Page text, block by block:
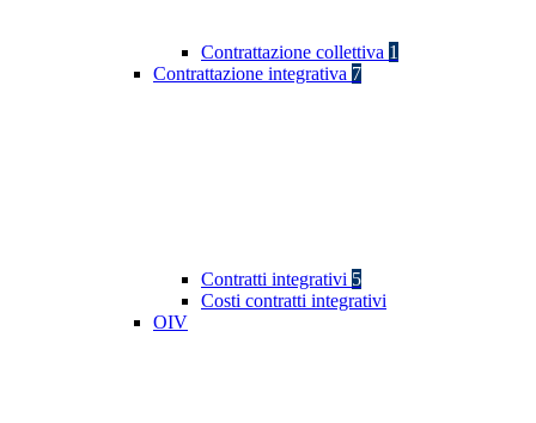
Contrattazione collettiva 1
Contrattazione integrativa 7
Contratti integrativi 5
Costi contratti integrativi
OIV